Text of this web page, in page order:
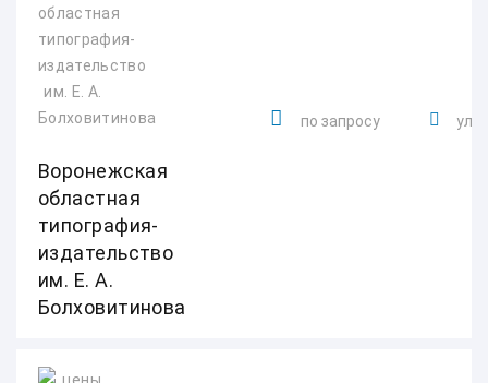
Воронежская
областная
типография-
издательство
им. Е. А.
Болховитинова
по запросу ул.